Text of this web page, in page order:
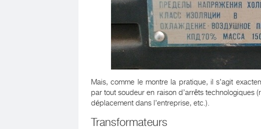
Mais, comme le montre la pratique, il s’agit
par tout soudeur en raison d’arrêts technologiques
déplacement dans l’entreprise, etc.).
Transformateurs